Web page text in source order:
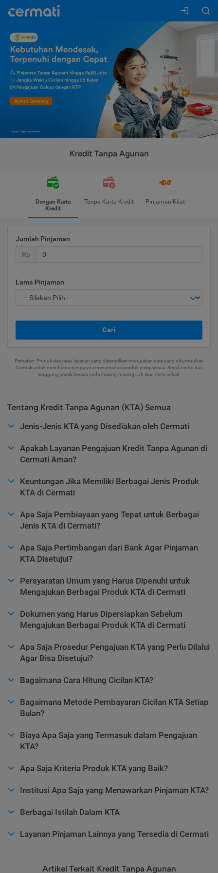
Kredit Tanpa Agunan
Dengan Kartu
Kredit
Tanpa Kartu Kredit Pinjaman Kilat
Jumlah Pinjaman
Rp
Lama Pinjaman
Cari
Perhatian: Produk dan/atau layanan yang ditampilkan merupakan data yang dikumpulkan
Cermati untuk membantu pengguna menemukan produk yang sesuai. Segala risiko dan
tanggung jawab berada pada masing-masing LJK atau mitra terkait.
Tentang Kredit Tanpa Agunan (KTA) Semua
Jenis-Jenis KTA yang Disediakan oleh Cermati
Apakah Layanan Pengajuan Kredit Tanpa Agunan di
Cermati Aman?
Keuntungan Jika Memiliki Berbagai Jenis Produk
KTA di Cermati
Apa Saja Pembiayaan yang Tepat untuk Berbagai
Jenis KTA di Cermati?
Apa Saja Pertimbangan dari Bank Agar Pinjaman
KTA Disetujui?
Persyaratan Umum yang Harus Dipenuhi untuk
Mengajukan Berbagai Produk KTA di Cermati
Dokumen yang Harus Dipersiapkan Sebelum
Mengajukan Berbagai Produk KTA di Cermati
Apa Saja Prosedur Pengajuan KTA yang Perlu Dilalui
Agar Bisa Disetujui?
Bagaimana Cara Hitung Cicilan KTA?
Bagaimana Metode Pembayaran Cicilan KTA Setiap
Bulan?
Biaya Apa Saja yang Termasuk dalam Pengajuan
KTA?
Apa Saja Kriteria Produk KTA yang Baik?
Institusi Apa Saja yang Menawarkan Pinjaman KTA?
Berbagai Istilah Dalam KTA
Layanan Pinjaman Lainnya yang Tersedia di Cermati
Artikel Terkait Kredit Tanpa Agunan